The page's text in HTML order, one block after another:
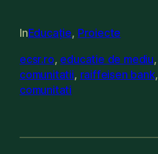
InEducație, Proiecte
ecsr.ro, educatie de mediu,
comunitatii, raiffeisen bank,
comunitati